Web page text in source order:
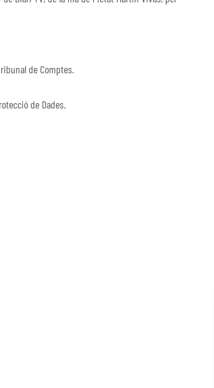
de Comptes.
de Dades.